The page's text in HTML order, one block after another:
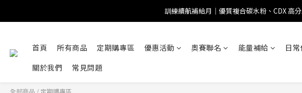
訓練續航補給月｜優質複合碳水粉、CDX 高
首頁 所有商品 定期購專區 優惠活動 奧賽聯名 能量補給 日
關於我們
常見問題